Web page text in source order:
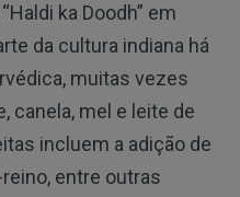
ka Doodh” em
da cultura indiana há
muitas vezes
canela, mel e leite de
incluem a adição de
entre outras